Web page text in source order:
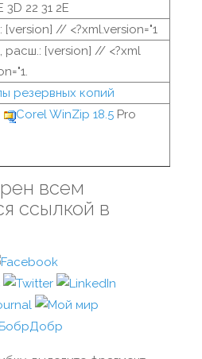
3D 22 31 2E
[version] // <?xml.version="1
расш.: [version] // <?xml
резервных копий
Corel WinZip 18.5 Pro
всем
ссылкой в